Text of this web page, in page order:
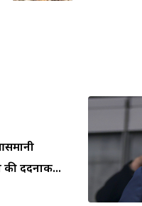
दर्दनाक...